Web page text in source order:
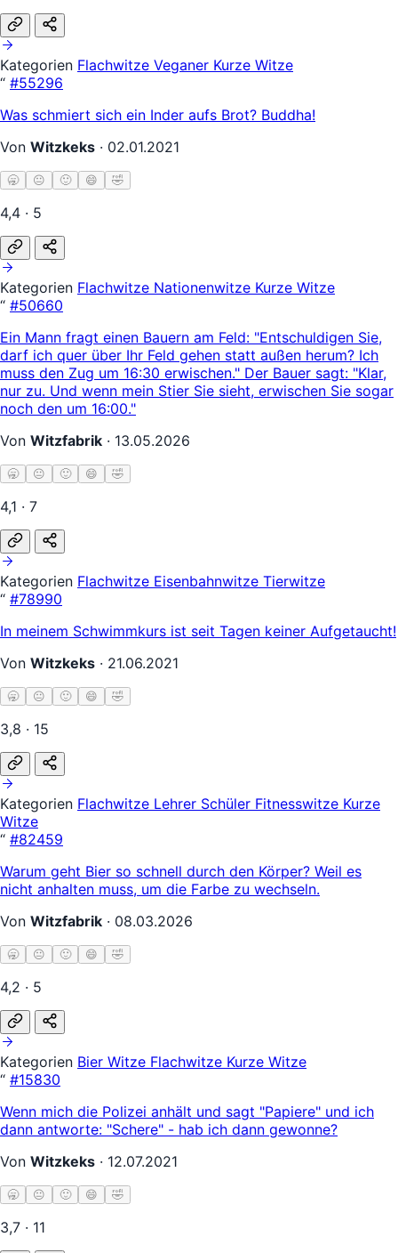
Kategorien Flachwitze Veganer Kurze Witze
“ #55296
Was schmiert sich ein Inder aufs Brot? Buddha!
Von Witzkeks · 02.01.2021
🥱 😐 🙂 😄 🤣
4,4 · 5
Kategorien Flachwitze Nationenwitze Kurze Witze
“ #50660
Ein Mann fragt einen Bauern am Feld: "Entschuldigen Sie,
darf ich quer über Ihr Feld gehen statt außen herum? Ich
muss den Zug um 16:30 erwischen." Der Bauer sagt: "Klar,
nur zu. Und wenn mein Stier Sie sieht, erwischen Sie sogar
noch den um 16:00."
Von Witzfabrik · 13.05.2026
🥱 😐 🙂 😄 🤣
4,1 · 7
Kategorien Flachwitze Eisenbahnwitze Tierwitze
“ #78990
In meinem Schwimmkurs ist seit Tagen keiner Aufgetaucht!
Von Witzkeks · 21.06.2021
🥱 😐 🙂 😄 🤣
3,8 · 15
Kategorien Flachwitze Lehrer Schüler Fitnesswitze Kurze
Witze
“ #82459
Warum geht Bier so schnell durch den Körper? Weil es
nicht anhalten muss, um die Farbe zu wechseln.
Von Witzfabrik · 08.03.2026
🥱 😐 🙂 😄 🤣
4,2 · 5
Kategorien Bier Witze Flachwitze Kurze Witze
“ #15830
Wenn mich die Polizei anhält und sagt "Papiere" und ich
dann antworte: "Schere" - hab ich dann gewonne?
Von Witzkeks · 12.07.2021
🥱 😐 🙂 😄 🤣
3,7 · 11